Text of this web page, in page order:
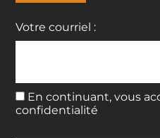
Votre courriel :
En continuant, vous
confidentialité